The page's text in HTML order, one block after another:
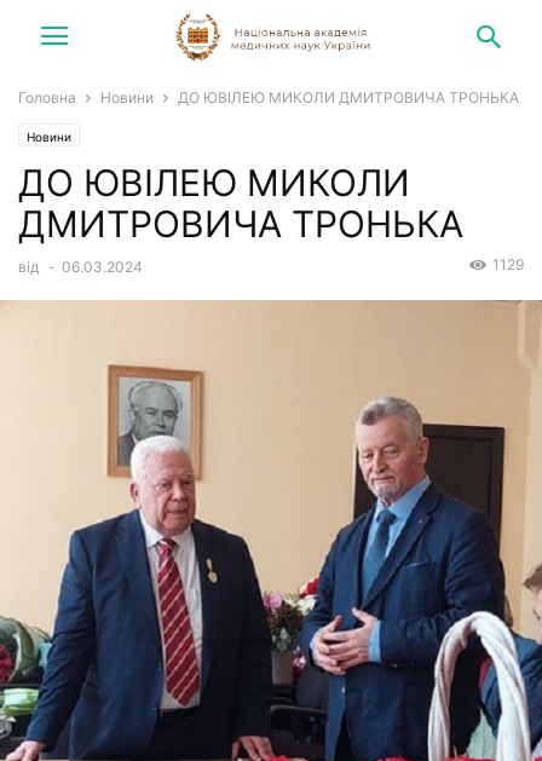
Головна Новини ДО ЮВІЛЕЮ МИКОЛИ ДМИТРОВИЧА ТРОНЬКА
Новини
ДО ЮВІЛЕЮ МИКОЛИ
ДМИТРОВИЧА ТРОНЬКА
від - 06.03.2024 1129